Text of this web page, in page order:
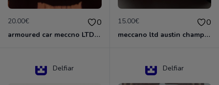
20.00€ 0
armoured car meccno LTD N°670
15.00€ 0
meccano ltd austin champ N°674
Delfiar Delfiar